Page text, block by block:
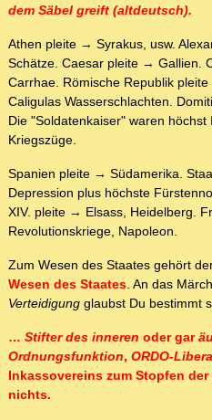
dem Säbel greift (altdeutsch).
Athen pleite → Syrakus, usw.
Schätze. Caesar pleite → Gallien.
Carrhae. Römische Republik
Caligulas Wasserschlachten.
Die "Soldatenkaiser" waren
Kriegszüge.
Spanien pleite → Südamerika.
Depression plus höchste
XIV. pleite → Elsass, Heidelberg.
Revolutionskriege, Napoleon.
Zum Wesen des Staates gehört
Wesen des Staates. An das
Verteidigung glaubst Du bestimmt
… Stifter des inneren oder gar
Ordnungsfunktion, ORDO-
Inkassovereins zum Stopfen
nichts.